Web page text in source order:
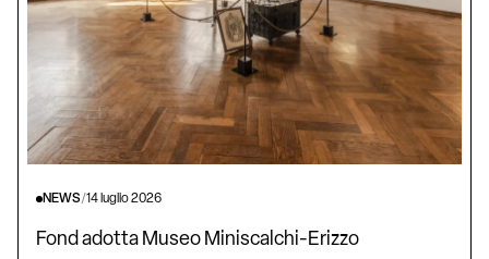
NEWS/14 luglio 2026
Fond adotta Museo Miniscalchi-Erizzo